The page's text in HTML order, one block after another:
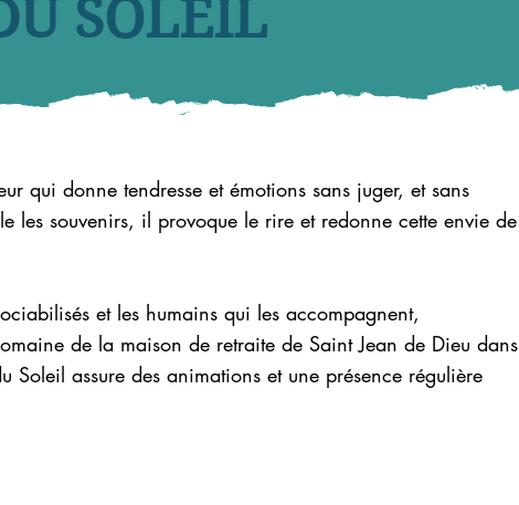
SOLEIL
qui donne tendresse et émotions sans juger, et sans
les souvenirs, il provoque le rire et redonne cette envie de
et les humains qui les accompagnent,
de la maison de retraite de Saint Jean de Dieu dans
assure des animations et une présence régulière